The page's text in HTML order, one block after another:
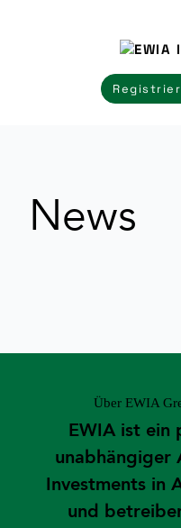
News
Über EWIA
EWIA ist ein
unabhängiger
Investments in
und